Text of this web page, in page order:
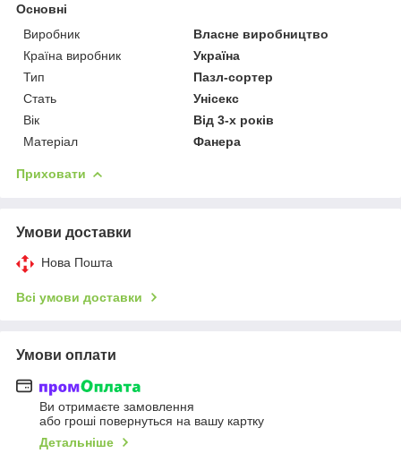
Основні
Виробник
Власне виробництво
Країна виробник
Україна
Тип
Пазл-сортер
Стать
Унісекс
Вік
Від 3-х років
Матеріал
Фанера
Приховати
Умови доставки
Нова Пошта
Всі умови доставки
Умови оплати
Ви отримаєте замовлення
або гроші повернуться на вашу картку
Детальніше